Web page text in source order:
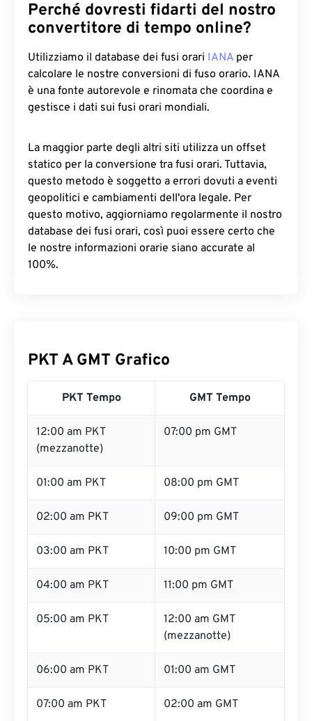
Perché dovresti fidarti del nostro
convertitore di tempo online?
Utilizziamo il database dei fusi orari IANA per
calcolare le nostre conversioni di fuso orario. IANA
è una fonte autorevole e rinomata che coordina e
gestisce i dati sui fusi orari mondiali.
La maggior parte degli altri siti utilizza un offset
statico per la conversione tra fusi orari. Tuttavia,
questo metodo è soggetto a errori dovuti a eventi
geopolitici e cambiamenti dell'ora legale. Per
questo motivo, aggiorniamo regolarmente il nostro
database dei fusi orari, così puoi essere certo che
le nostre informazioni orarie siano accurate al
100%.
PKT A GMT Grafico
PKT Tempo GMT Tempo
12:00 am PKT
(mezzanotte)
07:00 pm GMT
01:00 am PKT 08:00 pm GMT
02:00 am PKT 09:00 pm GMT
03:00 am PKT 10:00 pm GMT
04:00 am PKT 11:00 pm GMT
05:00 am PKT
12:00 am GMT
(mezzanotte)
06:00 am PKT 01:00 am GMT
07:00 am PKT 02:00 am GMT